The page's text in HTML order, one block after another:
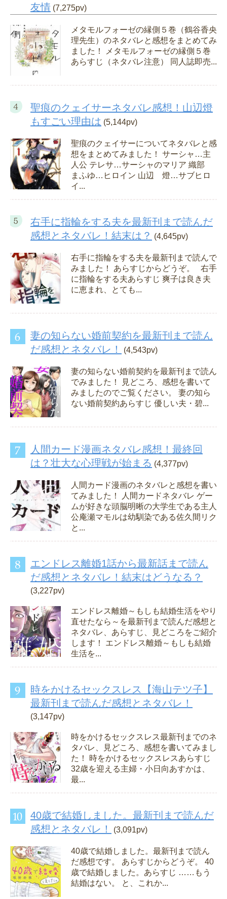
友情 (7,275pv)
メタモルフォーゼの縁側５巻（鶴谷香央
理先生）のネタバレと感想をまとめてみ
ました！ メタモルフォーゼの縁側５巻
あらすじ（ネタバレ注意） 同人誌即売...
聖痕のクェイサーネタバレ感想！山辺燈
もすごい理由は (5,144pv)
聖痕のクェイサーについてネタバレと感
想をまとめてみました！ サーシャ…主
人公 テレサ…サーシャのマリア 織部
まふゆ…ヒロイン 山辺 燈…サブヒロ
イ...
右手に指輪をする夫を最新刊まで読んだ
感想とネタバレ！結末は？ (4,645pv)
右手に指輪をする夫を最新刊まで読んで
みました！ あらすじからどうぞ。 右手
に指輪をする夫あらすじ 爽子は良き夫
に恵まれ、とても...
妻の知らない婚前契約を最新刊まで読ん
だ感想とネタバレ！
(4,543pv)
妻の知らない婚前契約を最新刊まで読ん
でみました！ 見どころ、感想を書いて
みましたのでご覧ください。 妻の知ら
ない婚前契約あらすじ 優しい夫・碧...
人間カード漫画ネタバレ感想！最終回
は？壮大な心理戦が始まる (4,377pv)
人間カード漫画のネタバレと感想を書い
てみました！ 人間カードネタバレ ゲー
ムが好きな頭脳明晰の大学生である主人
公庵瀬マモルは幼馴染である佐久間リク
と...
エンドレス離婚1話から最新話まで読ん
だ感想とネタバレ！結末はどうなる？
(3,227pv)
エンドレス離婚～もしも結婚生活をやり
直せたなら～を最新刊まで読んだ感想と
ネタバレ、あらすじ、見どころをご紹介
します！ エンドレス離婚～もしも結婚
生活を...
時をかけるセックスレス【海山テツ子】
最新刊まで読んだ感想とネタバレ！
(3,147pv)
時をかけるセックスレス最新刊までのネ
タバレ、見どころ、感想を書いてみまし
た！ 時をかけるセックスレスあらすじ
32歳を迎える主婦・小日向あすかは、
最...
40歳で結婚しました。最新刊まで読んだ
感想とネタバレ！
(3,091pv)
40歳で結婚しました。最新刊まで読ん
だ感想です。 あらすじからどうぞ。 40
歳で結婚しました。あらすじ ……もう
結婚はない。 と、これか...